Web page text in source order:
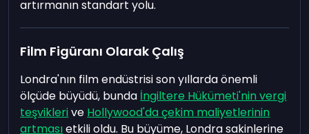
artırmanın standart yolu.
Film Figüranı Olarak Çalış
Londra'nın film endüstrisi son yıllarda önemli
ölçüde büyüdü, bunda İngiltere Hükümeti'nin vergi
teşviklerive Hollywood'da çekim maliyetlerinin
artmasıetkili oldu. Bu büyüme, Londra sakinlerine